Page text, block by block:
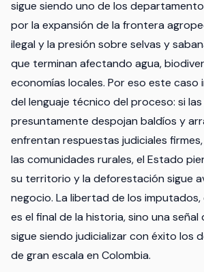
sigue siendo uno de los
por la expansión de la frontera
ilegal y la presión sobre selvas y
que terminan afectando agua,
economías locales. Por eso este caso
del lenguaje técnico del proceso: si
presuntamente despojan baldíos y
enfrentan respuestas judiciales
las comunidades rurales, el Estado
su territorio y la deforestación sigue
negocio. La libertad de los
es el final de la historia, sino una señal
sigue siendo judicializar con éxito los
de gran escala en Colombia.